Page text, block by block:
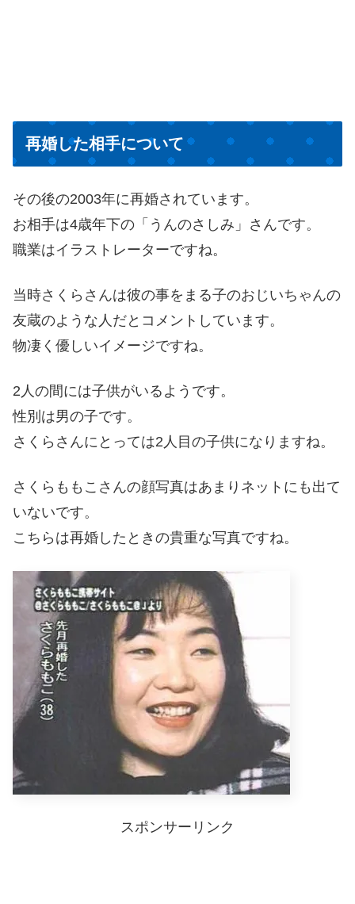
再婚した相手について
その後の2003年に再婚されています。
お相手は4歳年下の「うんのさしみ」さんです。
職業はイラストレーターですね。
当時さくらさんは彼の事をまる子のおじいちゃんの
友蔵のような人だとコメントしています。
物凄く優しいイメージですね。
2人の間には子供がいるようです。
性別は男の子です。
さくらさんにとっては2人目の子供になりますね。
さくらももこさんの顔写真はあまりネットにも出て
いないです。
こちらは再婚したときの貴重な写真ですね。
スポンサーリンク